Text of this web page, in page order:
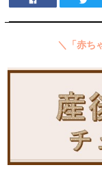
＼「赤ち